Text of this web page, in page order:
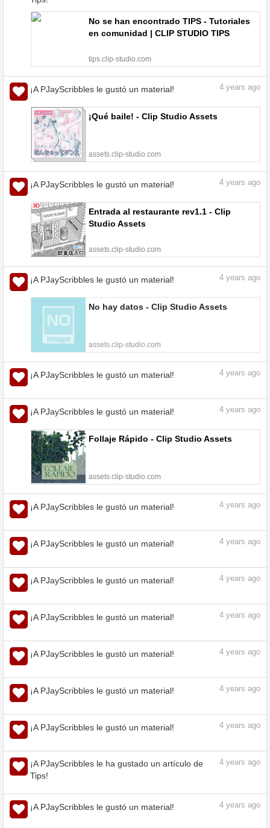
No se han encontrado TIPS - Tutoriales
en comunidad | CLIP STUDIO TIPS
tips.clip-studio.com
¡A PJayScribbles le gustó un material! 4 years ago
¡Qué baile! - Clip Studio Assets
assets.clip-studio.com
¡A PJayScribbles le gustó un material! 4 years ago
Entrada al restaurante rev1.1 - Clip
Studio Assets
assets.clip-studio.com
¡A PJayScribbles le gustó un material! 4 years ago
No hay datos - Clip Studio Assets
assets.clip-studio.com
¡A PJayScribbles le gustó un material! 4 years ago
¡A PJayScribbles le gustó un material!
Follaje Rápido - Clip Studio Assets
¡A PJayScribbles le gustó un material!
¡A PJayScribbles le gustó un material!
¡A PJayScribbles le gustó un material! years ago
¡A PJayScribbles le gustó un material! years ago
¡A PJayScribbles le gustó un material! years ago
¡A PJayScribbles le gustó un material! 4 years ago